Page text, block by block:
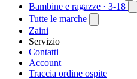
Bambine e ragazze · 3-18
Tutte le marche
Zaini
Servizio
Contatti
Account
Traccia ordine ospite